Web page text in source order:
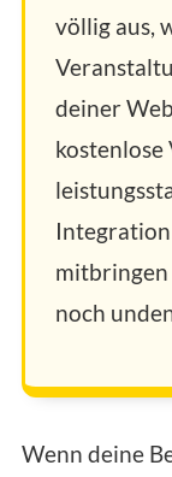
völlig aus,
deiner
mitbringen
noch
Wenn deine